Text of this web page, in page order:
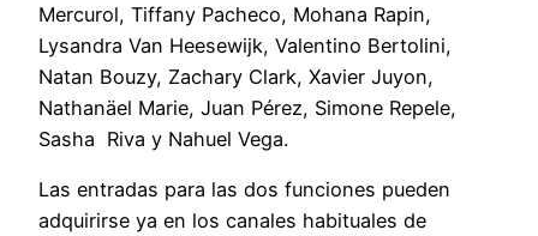
Mercurol, Tiffany Pacheco, Mohana Rapin,
Lysandra Van Heesewijk, Valentino Bertolini,
Natan Bouzy, Zachary Clark, Xavier Juyon,
Nathanäel Marie, Juan Pérez, Simone Repele,
Sasha Riva y Nahuel Vega.
Las entradas para las dos funciones pueden
adquirirse ya en los canales habituales de